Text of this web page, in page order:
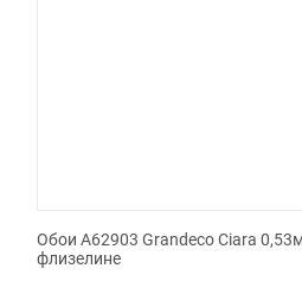
Обои A62903 Grandeco Ciara
флизелине